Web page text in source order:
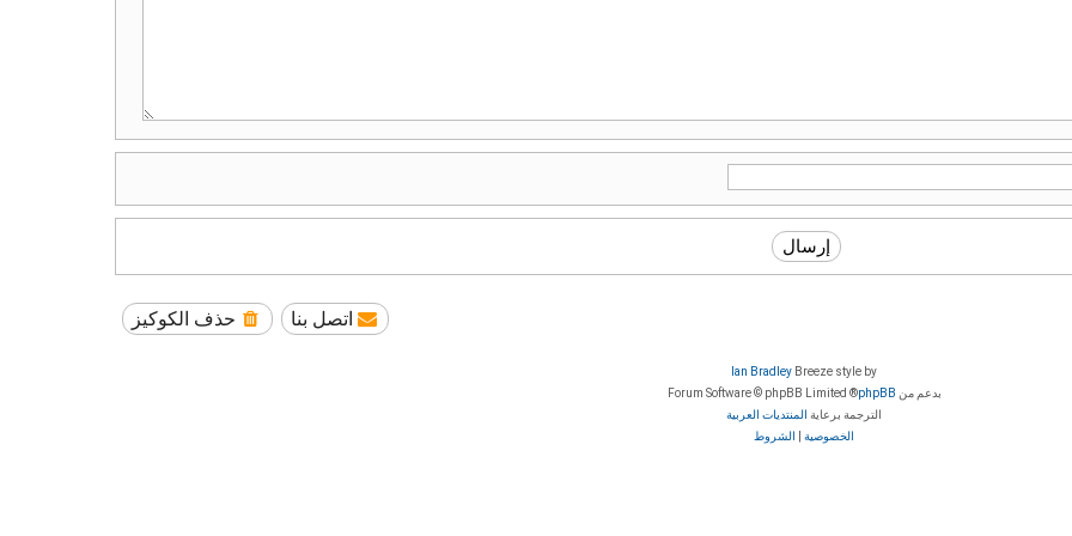
حذف الكوكيز اتصل بنا
Breeze style by
Ian Bradley
بدعم من phpBB
® Forum Software © phpBB Limited
الترجمة برعاية المنتديات العربية
الخصوصية
الشروط